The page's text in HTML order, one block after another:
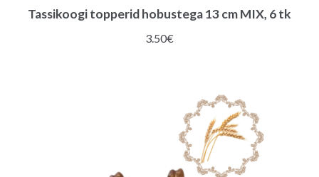
Tassikoogi topperid hobustega 13 cm MIX, 6 tk
3.50€